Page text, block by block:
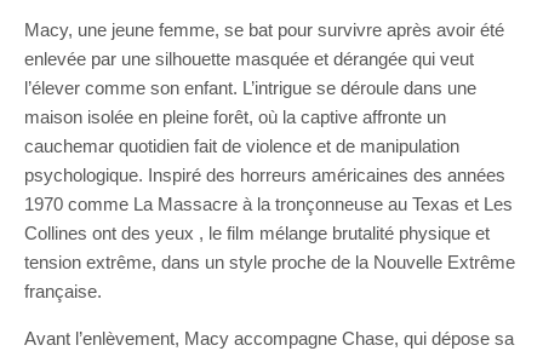
Macy, une jeune femme, se bat pour survivre après avoir été
enlevée par une silhouette masquée et dérangée qui veut
l’élever comme son enfant. L’intrigue se déroule dans une
maison isolée en pleine forêt, où la captive affronte un
cauchemar quotidien fait de violence et de manipulation
psychologique. Inspiré des horreurs américaines des années
1970 comme La Massacre à la tronçonneuse au Texas et Les
Collines ont des yeux , le film mélange brutalité physique et
tension extrême, dans un style proche de la Nouvelle Extrême
française.
Avant l’enlèvement, Macy accompagne Chase, qui dépose sa